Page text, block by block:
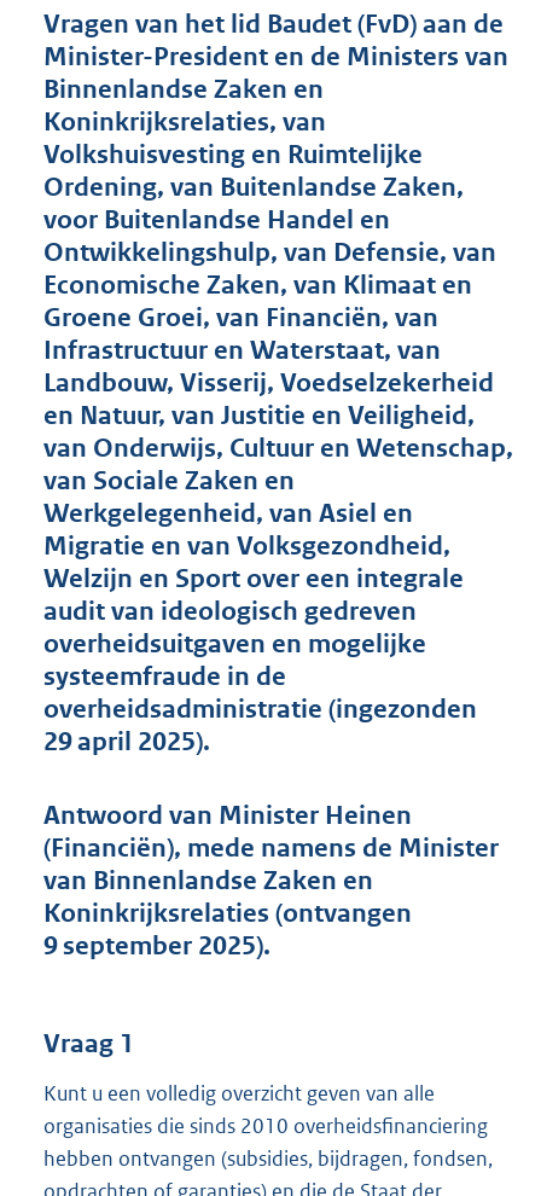
n
d
s
g
r
o
o
t
t
:
5
3
K
Vragen van het lid Baudet (FvD) aan de
Minister-President en de Ministers van
Binnenlandse Zaken en
Koninkrijksrelaties, van
Volkshuisvesting en Ruimtelijke
Ordening, van Buitenlandse Zaken,
voor Buitenlandse Handel en
Ontwikkelingshulp, van Defensie, van
Economische Zaken, van Klimaat en
Groene Groei, van Financiën, van
Infrastructuur en Waterstaat, van
Landbouw, Visserij, Voedselzekerheid
en Natuur, van Justitie en Veiligheid,
van Onderwijs, Cultuur en Wetenschap,
van Sociale Zaken en
Werkgelegenheid, van Asiel en
Migratie en van Volksgezondheid,
Welzijn en Sport over een integrale
audit van ideologisch gedreven
overheidsuitgaven en mogelijke
systeemfraude in de
overheidsadministratie (ingezonden
29 april 2025).
Antwoord van Minister Heinen
(Financiën), mede namens de Minister
van Binnenlandse Zaken en
Koninkrijksrelaties (ontvangen
9 september 2025).
Vraag 1
Kunt u een volledig overzicht geven van alle
organisaties die sinds 2010 overheidsfinanciering
hebben ontvangen (subsidies, bijdragen, fondsen,